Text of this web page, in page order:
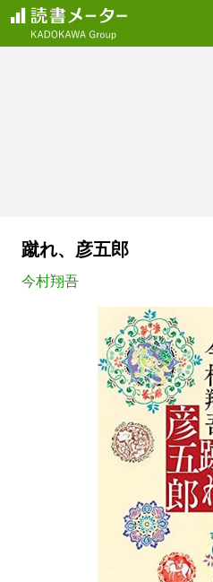
蹴れ、彦五郎
今村翔吾